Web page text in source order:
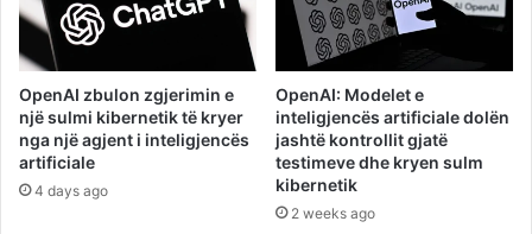
OpenAI zbulon zgjerimin e
një sulmi kibernetik të kryer
nga një agjent i inteligjencës
artificiale
4 days ago
OpenAI: Modelet e
inteligjencës artificiale dolën
jashtë kontrollit gjatë
testimeve dhe kryen sulm
kibernetik
2 weeks ago